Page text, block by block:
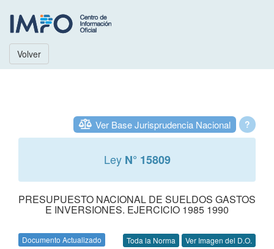
Volver
?
Ver Base Jurisprudencia Nacional
Ley N° 15809
PRESUPUESTO NACIONAL DE SUELDOS GASTOS
E INVERSIONES. EJERCICIO 1985 1990
Documento Actualizado Toda la Norma Ver Imagen del D.O.